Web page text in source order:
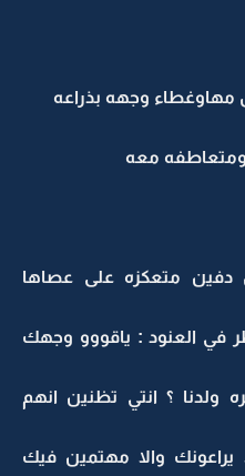
وجهه بذراعه
ومتعاطفه معه
متعكزه على عصاها
في العنود : ياقووو وجهك
ولدنا ؟ انتي تظنين انهم
يراعونك والا مهتمين فيك